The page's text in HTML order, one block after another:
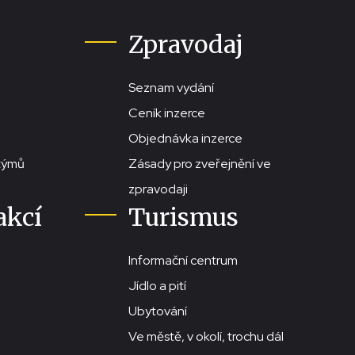
Zpravodaj
Seznam vydání
Ceník inzerce
Objednávka inzerce
Zásady pro zveřejnění ve
zpravodaji
Turismus
Informační centrum
Jídlo a pití
Ubytování
Ve městě, v okolí, trochu dál